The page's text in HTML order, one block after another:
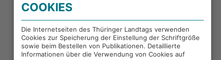
PORTALE DES THÜRINGER LANDTAGS
EXTERNE LINKS
COOKIES
Die Internetseiten des Thüringer Landtags verwenden
Cookies zur Speicherung der Einstellung der Schriftgröße
sowie beim Bestellen von Publikationen. Detaillierte
Informationen über die Verwendung von Cookies auf